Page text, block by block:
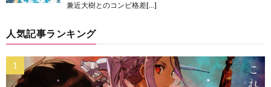
兼近大樹とのコンビ格差[…]
人気記事ランキング